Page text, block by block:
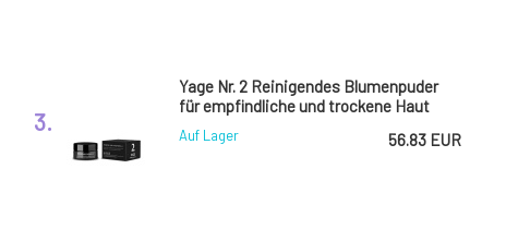
3.
Yage Nr. 2 Reinigendes Blumenpuder
für empfindliche und trockene Haut
Neroli und Calendula 50 ml
Auf Lager 56.83 EUR